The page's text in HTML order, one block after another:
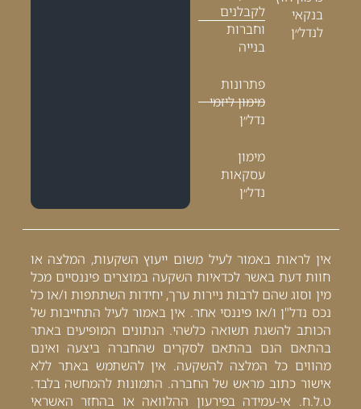
בנקאי
לנדל״ן
לקבלנים
וחברות
בנייה
פתרונות
מימון ליזמי
נדל״ן
מימון
עסקאות
נדל״ן
אין לראות באמור לעיל משום ייעוץ השקעות, המלצה או
חוות דעת באשר לכדאיות השקעה במוצרים פיננסיים מכל
מין וסוג שהם לרבות ניירות ערך, יחידות השתתפות ו/או כל
נכס נדל"ן ו/או פיננסי אחר. אין באמור לעיל התחייבות של
הכותב להשגת תשואה כלשהי. הנתונים המופיעים באתר
בהתאם הנם בהתאם לסקרים שהחברה ביצעה ואינם
מהווים כל המלצה להשקעה. אין להשתמש באתר ללא
אישור כתוב מראש של החברה. התמונות להמחשה בלבד.
ט.ל.ח. אי-עמידה בפירעון ההלוואה או בהחזר האשראי